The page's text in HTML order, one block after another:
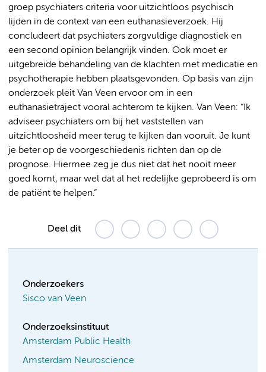
groep psychiaters criteria voor uitzichtloos psychisch
lijden in de context van een euthanasieverzoek. Hij
concludeert dat psychiaters zorgvuldige diagnostiek en
een second opinion belangrijk vinden. Ook moet er
uitgebreide behandeling van de klachten met medicatie en
psychotherapie hebben plaatsgevonden. Op basis van zijn
onderzoek pleit Van Veen ervoor om in een
euthanasietraject vooral achterom te kijken. Van Veen: “Ik
adviseer psychiaters om bij het vaststellen van
uitzichtloosheid meer terug te kijken dan vooruit. Je kunt
je beter op de voorgeschiedenis richten dan op de
prognose. Hiermee zeg je dus niet dat het nooit meer
goed komt, maar wel dat al het redelijke geprobeerd is om
de patiënt te helpen.”
Deel dit
Onderzoekers
Sisco van Veen
Onderzoeksinstituut
Amsterdam Public Health
Amsterdam Neuroscience